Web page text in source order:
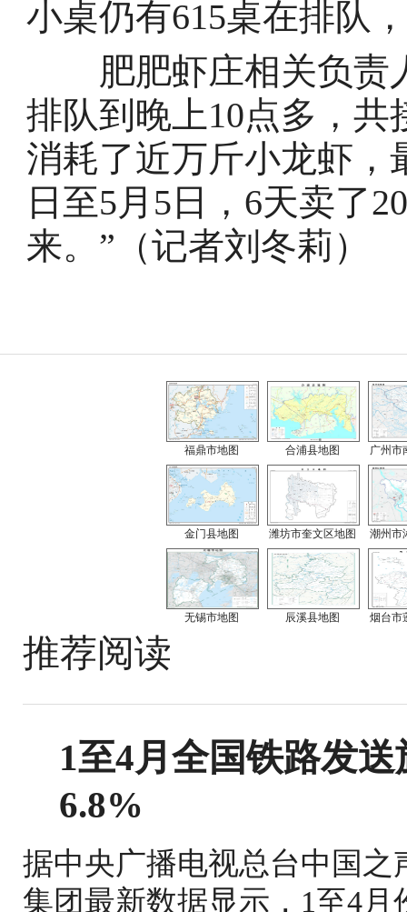
小桌仍有615桌在排队
肥肥虾庄相关负责
排队到晚上10点多，共
消耗了近万斤小龙虾，
日至5月5日，6天卖了
来。”（记者刘冬莉）
福鼎市地图 合浦县地图 广州市
金门县地图 潍坊市奎文区地图 潮州市
无锡市地图 辰溪县地图 烟台市
推荐阅读
1至4月全国铁路发
6.8%
据中央广播电视总台中国
集团最新数据显示，1至4月